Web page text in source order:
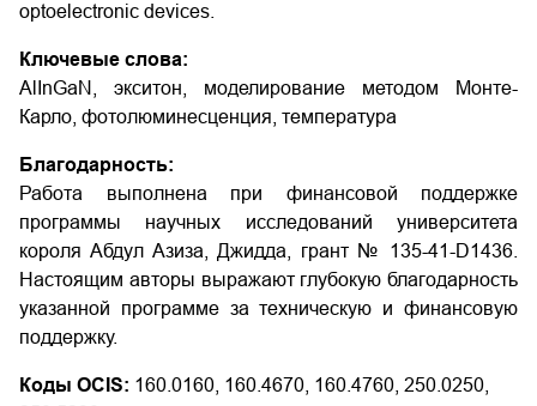
optoelectronic devices.
Ключевые слова:
AlInGaN, экситон, моделирование методом Монте-
Карло, фотолюминесценция, температура
Благодарность:
Работа выполнена при финансовой поддержке
программы научных исследований университета
короля Абдул Азиза, Джидда, грант № 135-41-D1436.
Настоящим авторы выражают глубокую благодарность
указанной программе за техническую и финансовую
поддержку.
Коды OCIS: 160.0160, 160.4670, 160.4760, 250.0250,